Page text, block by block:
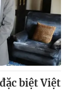
483/GP-BTTTT
Quốc Thắng,
biệt Việt